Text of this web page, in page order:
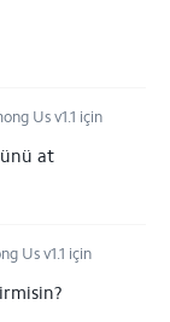
Us v1.1 için
at
Us v1.1 için